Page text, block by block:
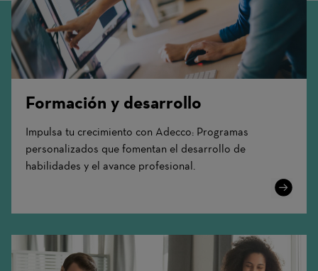
Formación y desarrollo
Impulsa tu crecimiento con Adecco: Programas
personalizados que fomentan el desarrollo de
habilidades y el avance profesional.
Learn